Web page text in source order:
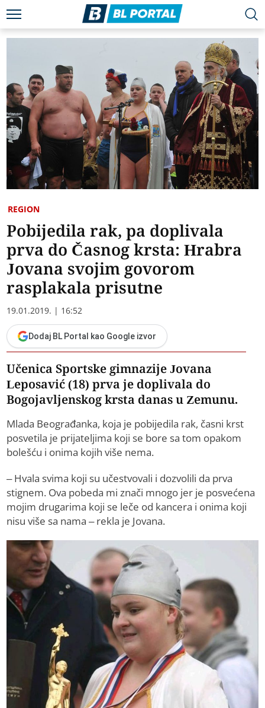
REGION
Pobijedila rak, pa doplivala
prva do Časnog krsta: Hrabra
Jovana svojim govorom
rasplakala prisutne
19.01.2019. | 16:52
Dodaj BL Portal kao Google izvor
Učenica Sportske gimnazije Jovana
Leposavić (18) prva je doplivala do
Bogojavljenskog krsta danas u Zemunu.
Mlada Beograđanka, koja je pobijedila rak, časni krst
posvetila je prijateljima koji se bore sa tom opakom
bolešću i onima kojih više nema.
– Hvala svima koji su učestvovali i dozvolili da prva
stignem. Ova pobeda mi znači mnogo jer je posvećena
mojim drugarima koji se leče od kancera i onima koji
nisu više sa nama – rekla je Jovana.